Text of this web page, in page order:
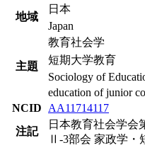
地域
日本
Japan
主題
教育社会学
短期大学教育
Sociology of
education of junior
NCID AA11714117
注記
日本教育社会学会
Ⅱ-3部会 家政学・